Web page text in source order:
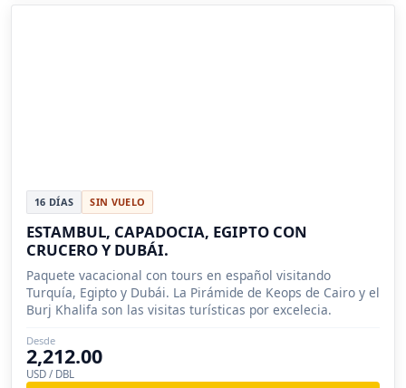
16 DÍAS SIN VUELO
ESTAMBUL, CAPADOCIA, EGIPTO CON
CRUCERO Y DUBÁI.
Paquete vacacional con tours en español visitando
Turquía, Egipto y Dubái. La Pirámide de Keops de Cairo y el
Burj Khalifa son las visitas turísticas por excelecia.
Desde
2,212.00
USD / DBL